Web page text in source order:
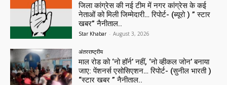
जिला कांग्रेस की नई टीम में नगर कांग्रेस के कई
नेताओं को मिली जिम्मेदारी… रिपोर्ट- (ब्यूरो ) ” स्टार
खबर” नैनीताल..
Star Khabar - August 3, 2026
अंतरराष्ट्रीय
माल रोड को ‘नो हॉर्न’ नहीं, ‘नो व्हीकल जोन’ बनाया
जाए: पेंशनर्स एसोसिएशन… रिपोर्ट- (सुनील भारती )
“स्टार खबर ” नैनीताल..